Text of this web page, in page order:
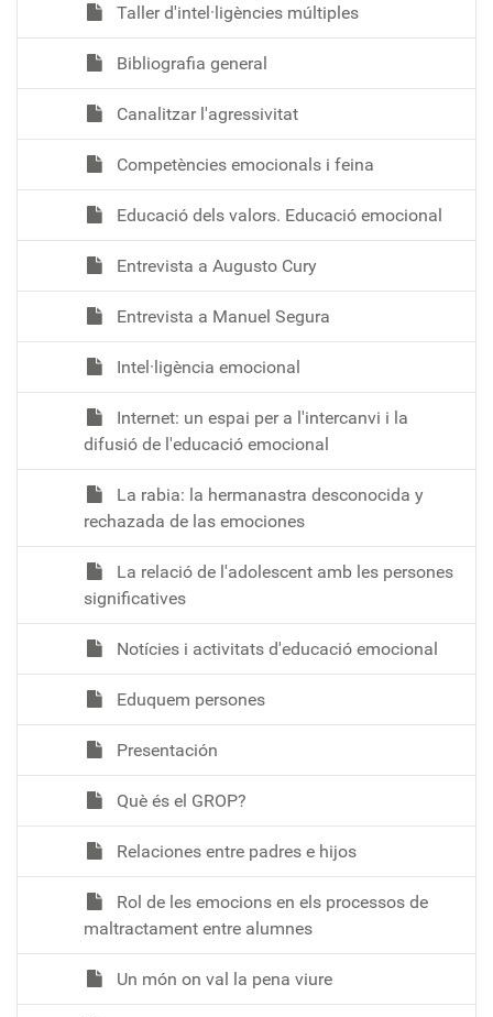
Taller d'intel·ligències múltiples
Bibliografia general
Canalitzar l'agressivitat
Competències emocionals i feina
Educació dels valors. Educació emocional
Entrevista a Augusto Cury
Entrevista a Manuel Segura
Intel·ligència emocional
Internet: un espai per a l'intercanvi i la
difusió de l'educació emocional
La rabia: la hermanastra desconocida y
rechazada de las emociones
La relació de l'adolescent amb les persones
significatives
Notícies i activitats d'educació emocional
Eduquem persones
Presentación
Què és el GROP?
Relaciones entre padres e hijos
Rol de les emocions en els processos de
maltractament entre alumnes
Un món on val la pena viure